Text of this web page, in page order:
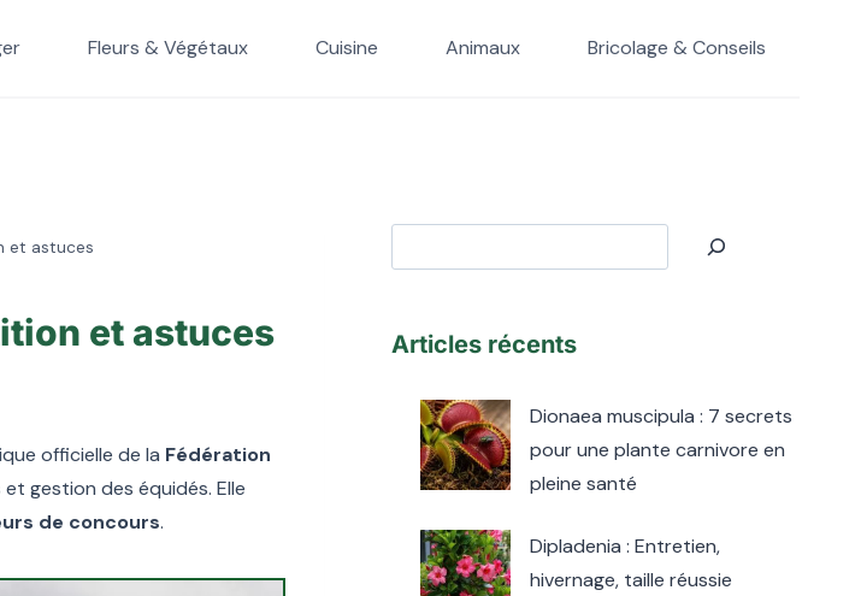
Fleurs & Végétaux Cuisine Animaux Bricolage & Conseils
et astuces
et astuces
officielle de la Fédération
gestion des équidés. Elle
de concours.
Articles récents
Dionaea muscipula : 7 secrets
pour une plante carnivore en
pleine santé
Dipladenia : Entretien,
hivernage, taille réussie